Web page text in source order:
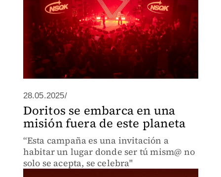
28.05.2025/
Doritos se embarca en una
misión fuera de este planeta
“Esta campaña es una invitación a
habitar un lugar donde ser tú mism@ no
solo se acepta, se celebra"